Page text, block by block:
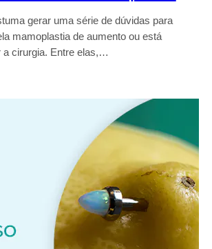
gerar uma série de dúvidas para
mamoplastia de aumento ou está
a cirurgia. Entre elas,…